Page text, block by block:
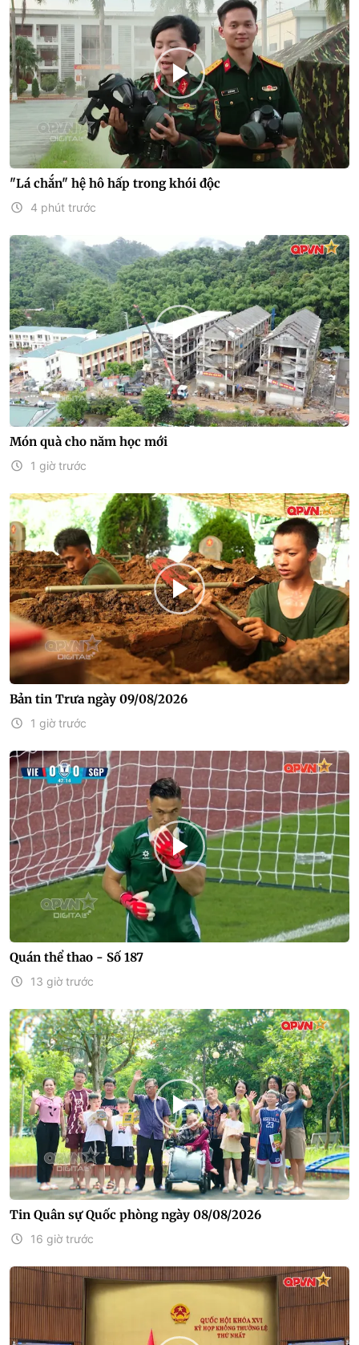
"Lá chắn" hệ hô hấp trong khói độc
4 phút trước
Món quà cho năm học mới
1 giờ trước
Bản tin Trưa ngày 09/08/2026
1 giờ trước
Quán thể thao - Số 187
13 giờ trước
Tin Quân sự Quốc phòng ngày 08/08/2026
16 giờ trước